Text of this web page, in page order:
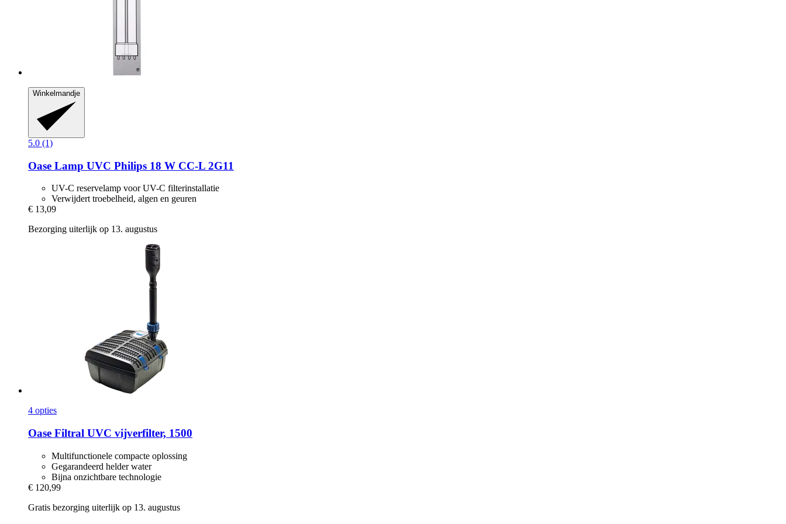
Winkelmandje
5.0 (1)
Oase Lamp UVC Philips 18 W CC-​L 2G11
UV-C reservelamp voor UV-C filterinstallatie
Verwijdert troebelheid, algen en geuren
€ 13,09
Bezorging uiterlijk op 13. augustus
4 opties
Oase Filtral UVC vijverfilter, 1500
Multifunctionele compacte oplossing
Gegarandeerd helder water
Bijna onzichtbare technologie
€ 120,99
Gratis bezorging uiterlijk op 13. augustus